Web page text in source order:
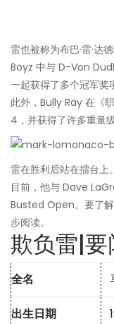
雷也被称为布巴·雷·
Boyz 中与 D-Von
一起获得了多个冠军奖
此外，Bully Ray 在《
4，并获得了许多重量
雷在胜利后站在擂台上。
目前，他与 Dave
Busted Open。要了
步阅读。
欺负雷|
全名
出生日期